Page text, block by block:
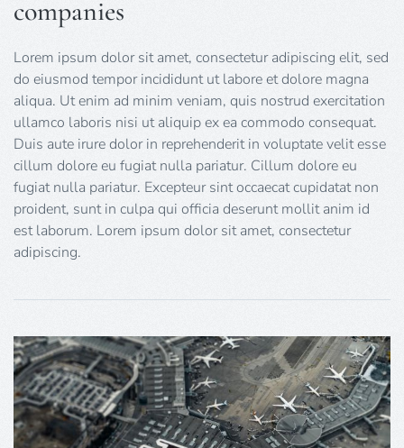
companies
Lorem ipsum dolor sit amet, consectetur adipiscing elit, sed
do eiusmod tempor incididunt ut labore et dolore magna
aliqua. Ut enim ad minim veniam, quis nostrud exercitation
ullamco laboris nisi ut aliquip ex ea commodo consequat.
Duis aute irure dolor in reprehenderit in voluptate velit esse
cillum dolore eu fugiat nulla pariatur. Cillum dolore eu
fugiat nulla pariatur. Excepteur sint occaecat cupidatat non
proident, sunt in culpa qui officia deserunt mollit anim id
est laborum. Lorem ipsum dolor sit amet, consectetur
adipiscing.